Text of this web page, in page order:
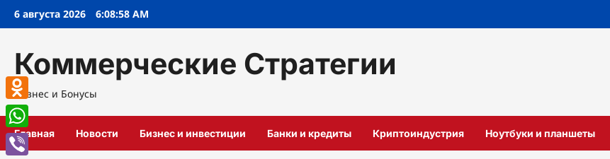
Перейти
6 августа 2026 6:08:59 AM
Коммерческие Стратегии
Бизнес и Бонусы
Главная Новости Бизнес и инвестиции Банки и кредиты Криптоиндустрия Ноутбуки и планшеты
Odnoklassniki
WhatsApp